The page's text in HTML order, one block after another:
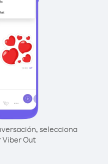
selecciona
Viber Out